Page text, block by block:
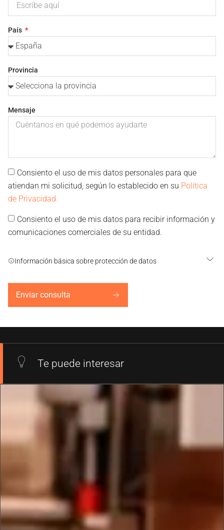
País
Provincia
Mensaje
Consiento el uso de mis datos personales para que
atiendan mi solicitud, según lo establecido en su Política
de Privacidad.
Consiento el uso de mis datos para recibir información y
comunicaciones comerciales de su entidad.
Información básica sobre protección de datos
Enviar consulta
Te puede interesar